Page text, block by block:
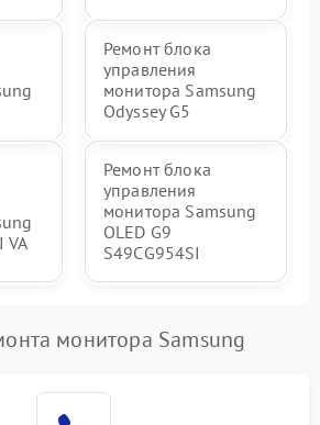
Ремонт блока
управления
монитора Samsung
Odyssey G5
VA
Ремонт блока
управления
монитора Samsung
OLED G9
S49CG954SI
монитора Samsung